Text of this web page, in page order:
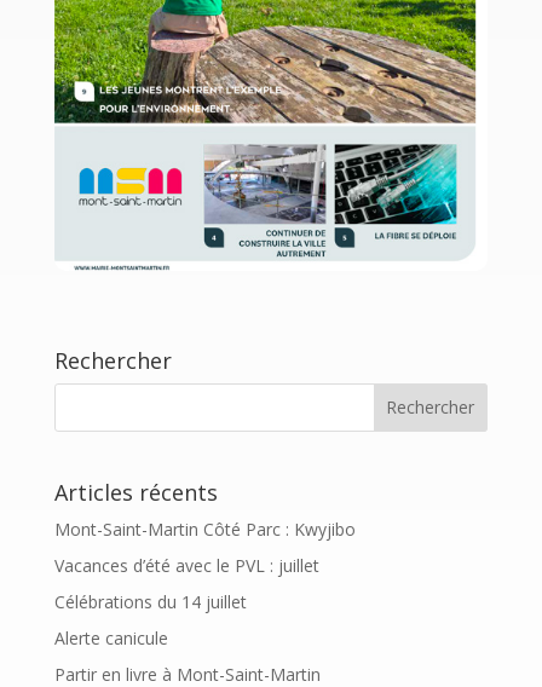
Rechercher
Articles récents
Mont-Saint-Martin Côté Parc : Kwyjibo
Vacances d’été avec le PVL : juillet
Célébrations du 14 juillet
Alerte canicule
Partir en livre à Mont-Saint-Martin